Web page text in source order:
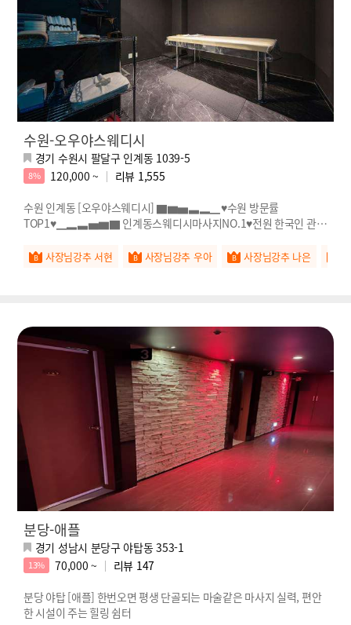
수원-오우야스웨디시
경기 수원시 팔달구 인계동 1039-5
8% 120,000 ~ 리뷰 1,555
수원 인계동 [오우야스웨디시] ▇▆▅▃▂▁♥수원 방문률
TOP1♥▁▂▃▅▆▇ 인계동스웨디시마사지NO.1♥전원 한국인 관리
사장님강추 서현 사장님강추 우아 사장님강추 나은
분당-애플
경기 성남시 분당구 야탑동 353-1
13% 70,000 ~ 리뷰 147
분당 야탑 [애플] 한번오면 평생 단골되는 마술같은 마사지 실력, 편안
한 시설이 주는 힐링 쉼터